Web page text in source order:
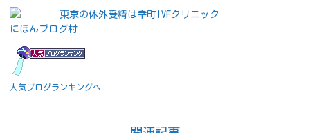
東京の体外受精は幸町IVFクリニック
にほんブログ村
人気ブログランキングへ